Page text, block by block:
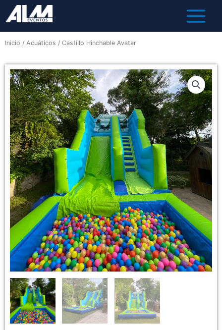
Inicio / Acuáticos / Castillo Hinchable Avatar